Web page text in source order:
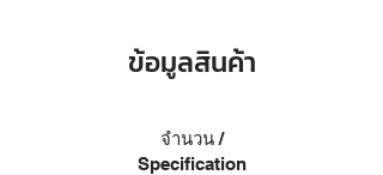
ข้อมูลสินค้า
จำนวน /
Specification